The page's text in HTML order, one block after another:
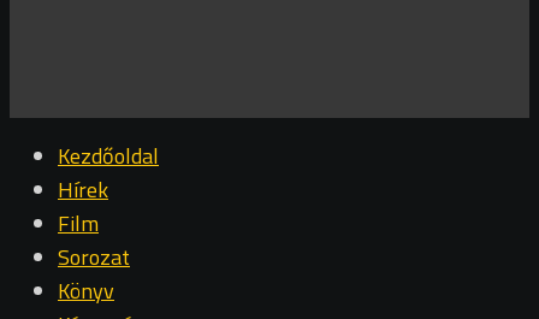
Kezdőoldal
Hírek
Film
Sorozat
Könyv